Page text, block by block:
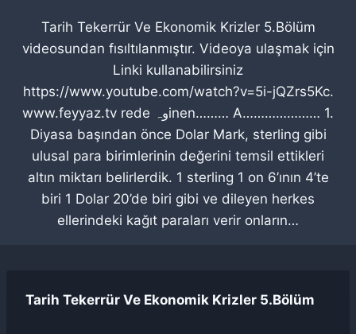
Tarih Tekerrür Ve Ekonomik Krizler 5.Bölüm
videosundan fısıltılanmıştır. Videoya ulaşmak için
Linki kullanabilirsiniz
https://www.youtube.com/watch?v=5i-jQZrs5Kc.
www.feyyaz.tv rede وہinen……… A………………… 1.
Diyasa başından önce Dolar Mark, sterling gibi
ulusal para birimlerinin değerini temsil ettikleri
altın miktarı belirlerdik. 1 sterling 1 on 6’ının 4’te
biri 1 Dolar 20’de biri gibi ve dileyen herkes
ellerindeki kağıt paraları verir onların…
Tarih Tekerrür Ve Ekonomik Krizler 5.Bölüm